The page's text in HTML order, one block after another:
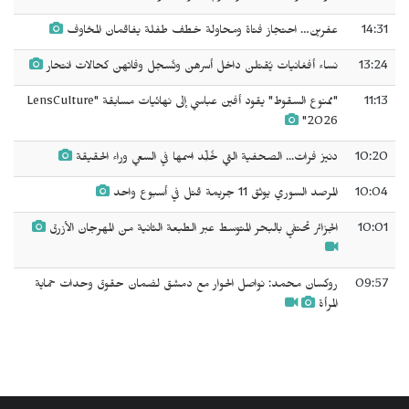
14:31 عفرين… احتجاز فتاة ومحاولة خطف طفلة يفاقمان المخاوف
13:24 نساء أفغانيات يُقتلن داخل أسرهن وتُسجل وفاتهن كحالات انتحار
11:13
"ممنوع السقوط" يقود أفين عباسي إلى نهائيات مسابقة "LensCulture
2026"
10:20 دنيز فرات... الصحفية التي خُلِّد اسمها في السعي وراء الحقيقة
10:04 المرصد السوري يوثق 11 جريمة قتل في أسبوع واحد
10:01 الجزائر تحتفي بالبحر المتوسط عبر الطبعة الثانية من المهرجان الأزرق
09:57
روكسان محمد: نواصل الحوار مع دمشق لضمان حقوق وحدات حماية
المرأة